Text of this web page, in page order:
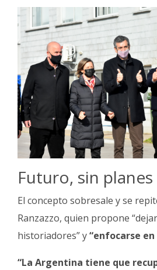
Futuro, sin
El concepto sobresale y se
Ranzazzo, quien propone
historiadores” y“enfocarse
“La Argentina tiene que